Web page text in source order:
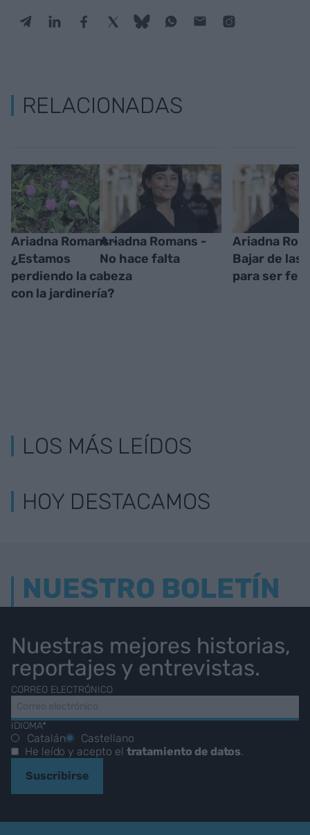
RELACIONADAS
Ariadna Romans -
¿Estamos
perdiendo la cabeza
con la jardinería?
Ariadna Romans -
No hace falta
Ariadna
Bajar de las
para ser
LOS MÁS LEÍDOS
HOY DESTACAMOS
NUESTRO BOLETÍN
Nuestras mejores historias,
reportajes y entrevistas.
CORREO ELECTRÓNICO
IDIOMA*
Catalán
Castellano
He leído y acepto el tratamiento de datos
Suscribirse